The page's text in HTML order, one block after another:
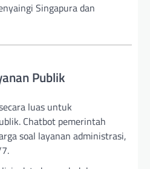
Singapura dan
Publik
luas untuk
Chatbot pemerintah
soal layanan administrasi,